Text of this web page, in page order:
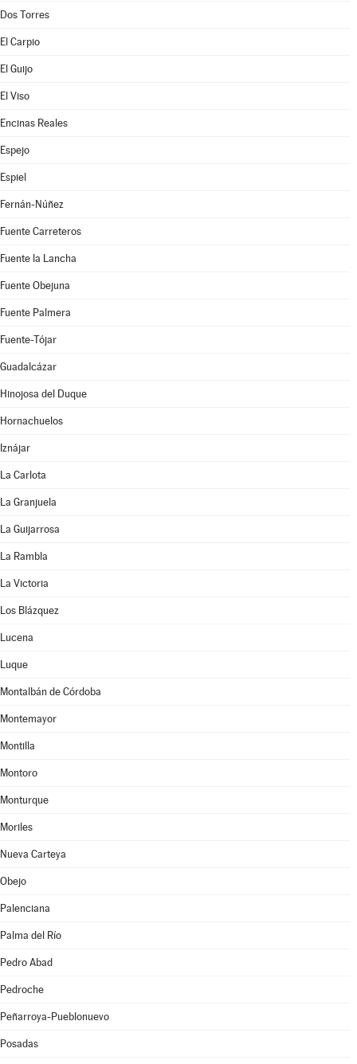
Dos Torres
El Carpio
El Guijo
El Viso
Encinas Reales
Espejo
Espiel
Fernán-Núñez
Fuente Carreteros
Fuente la Lancha
Fuente Obejuna
Fuente Palmera
Fuente-Tójar
Guadalcázar
Hinojosa del Duque
Hornachuelos
Iznájar
La Carlota
La Granjuela
La Guijarrosa
La Rambla
La Victoria
Los Blázquez
Lucena
Luque
Montalbán de Córdoba
Montemayor
Montilla
Montoro
Monturque
Moriles
Nueva Carteya
Obejo
Palenciana
Palma del Río
Pedro Abad
Pedroche
Peñarroya-Pueblonuevo
Posadas